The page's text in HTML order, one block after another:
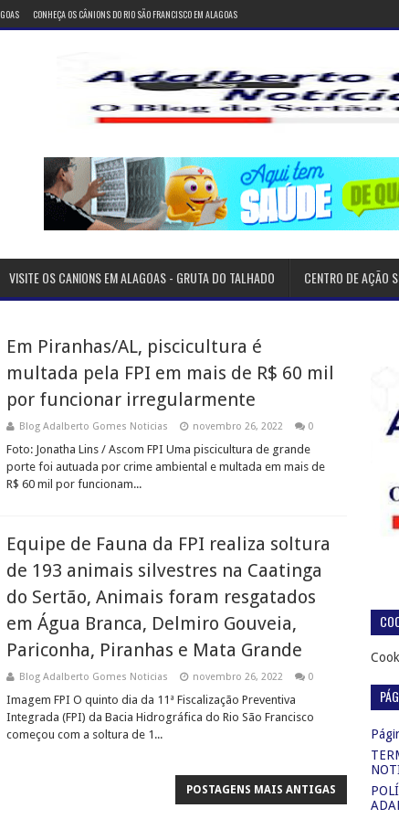
CONHEÇA OS CÂNIONS DO RIO SÃO FRANCISCO EM ALAGOAS
VISITE OS CANIONS EM ALAGOAS - GRUTA DO TALHADO CENTRO DE AÇÃO
Em Piranhas/AL, piscicultura é
multada pela FPI em mais de R$ 60 mil
por funcionar irregularmente
Blog Adalberto Gomes Noticias novembro 26, 2022 0
Foto: Jonatha Lins / Ascom FPI Uma piscicultura de grande
porte foi autuada por crime ambiental e multada em mais de
R$ 60 mil por funcionam...
Equipe de Fauna da FPI realiza soltura
de 193 animais silvestres na Caatinga
do Sertão, Animais foram resgatados
em Água Branca, Delmiro Gouveia,
Pariconha, Piranhas e Mata Grande
Blog Adalberto Gomes Noticias novembro 26, 2022 0
Imagem FPI O quinto dia da 11ª Fiscalização Preventiva
Integrada (FPI) da Bacia Hidrográfica do Rio São Francisco
começou com a soltura de 1...
POSTAGENS MAIS ANTIGAS